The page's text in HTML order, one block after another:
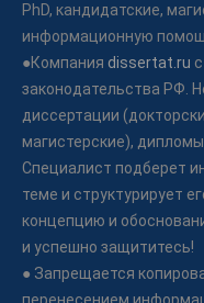
PhD, кандидатские,
информационную
●Компания dissertat.ru
законодательства РФ.
диссертации
магистерские),
Специалист подберет
теме и структурирует
концепцию и
и успешно защититесь!
● Запрещается